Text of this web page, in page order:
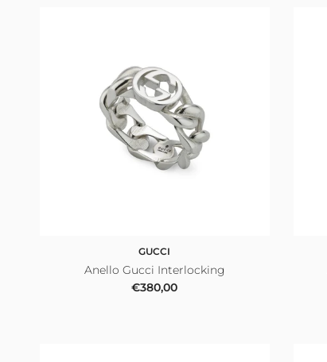
GUCCI
Anello Gucci Interlocking
Prezzo normale
€380,00